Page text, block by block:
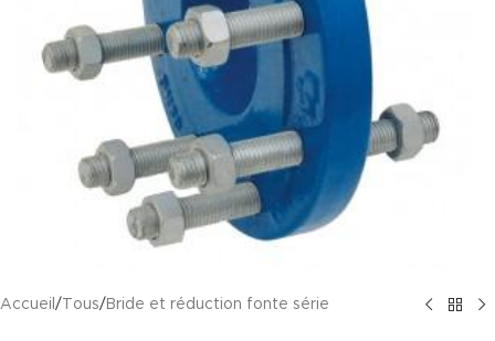
Accueil / Tous/ Bride et réduction fonte série